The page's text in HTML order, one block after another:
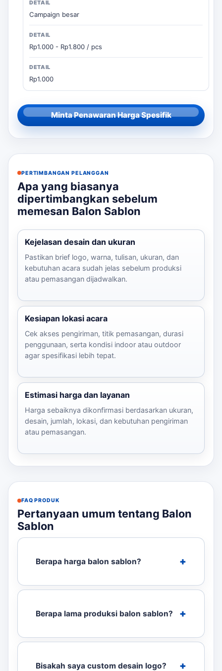
Campaign besar
Rp1.000 - Rp1.800 / pcs
Rp1.000
Minta Penawaran Harga Spesifik
PERTIMBANGAN PELANGGAN
Apa yang biasanya
dipertimbangkan sebelum
memesan Balon Sablon
Kejelasan desain dan ukuran
Pastikan brief logo, warna, tulisan, ukuran, dan
kebutuhan acara sudah jelas sebelum produksi
atau pemasangan dijadwalkan.
Kesiapan lokasi acara
Cek akses pengiriman, titik pemasangan, durasi
penggunaan, serta kondisi indoor atau outdoor
agar spesifikasi lebih tepat.
Estimasi harga dan layanan
Harga sebaiknya dikonfirmasi berdasarkan ukuran,
desain, jumlah, lokasi, dan kebutuhan pengiriman
atau pemasangan.
FAQ PRODUK
Pertanyaan umum tentang Balon
Sablon
Berapa harga balon sablon?
Berapa lama produksi balon sablon?
Bisakah saya custom desain logo?